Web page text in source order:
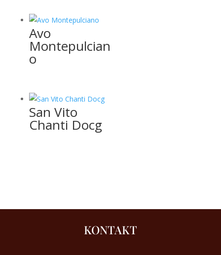
Avo
Montepulcian
o
San Vito
Chanti Docg
KONTAKT